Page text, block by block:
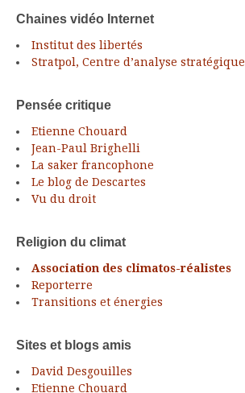
Chaines vidéo Internet
Institut des libertés
Stratpol, Centre d’analyse stratégique
Pensée critique
Etienne Chouard
Jean-Paul Brighelli
La saker francophone
Le blog de Descartes
Vu du droit
Religion du climat
Association des climatos-réalistes
Reporterre
Transitions et énergies
Sites et blogs amis
David Desgouilles
Etienne Chouard